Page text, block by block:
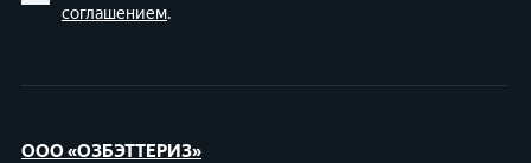
соглашением.
ООО «ОЗБЭТТЕРИЗ»